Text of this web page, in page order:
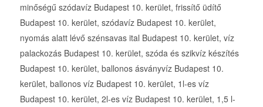
minőségű szódavíz Budapest 10. kerület, frissítő üdítő
Budapest 10. kerület, szódavíz Budapest 10. kerület,
nyomás alatt lévő szénsavas ital Budapest 10. kerület, víz
palackozás Budapest 10. kerület, szóda és szikvíz készítés
Budapest 10. kerület, ballonos ásványvíz Budapest 10.
kerület, ballonos víz Budapest 10. kerület, 1l-es víz
Budapest 10. kerület, 2l-es víz Budapest 10. kerület, 1,5 l-